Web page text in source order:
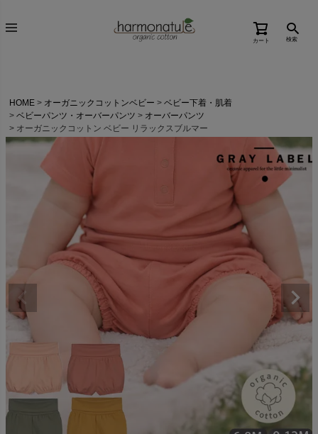
カート 検索
HOME オーガニックコットンベビー
ベビー下着・肌着
ベビーパンツ・オーバーパンツ
オーバーパンツ
オーガニックコットン ベビー リラックスブルマー